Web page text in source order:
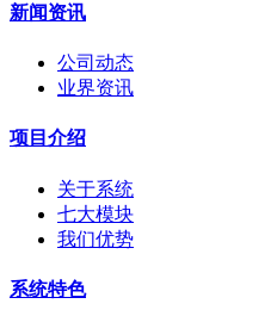
新闻资讯
公司动态
业界资讯
项目介绍
关于系统
七大模块
我们优势
系统特色